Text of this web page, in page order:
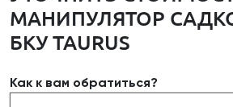
МАНИПУЛЯТОР
БКУ TAURUS
Как к вам обратиться?